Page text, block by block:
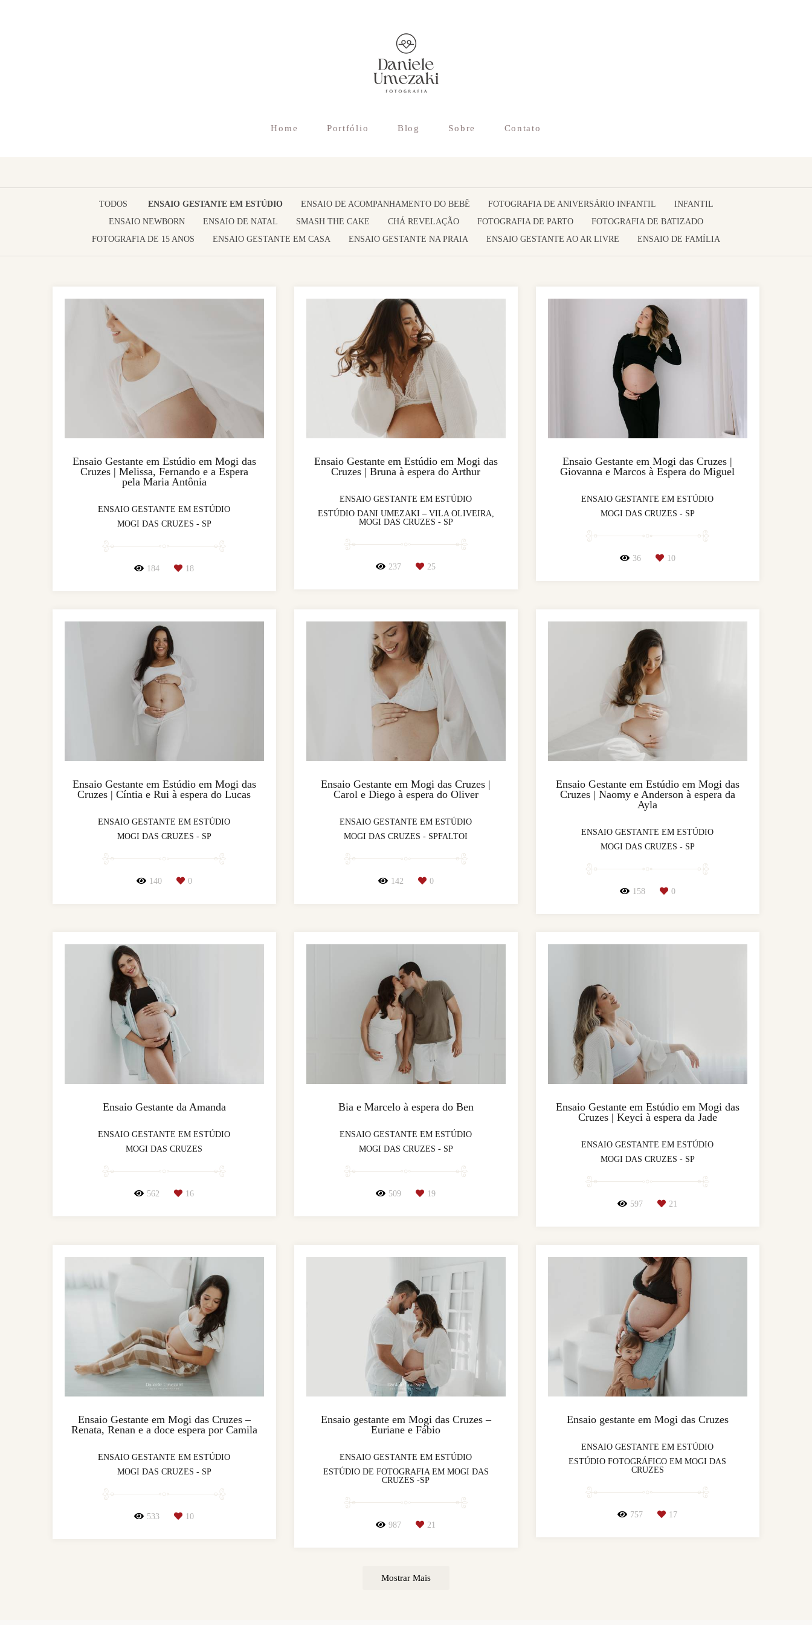
Home Portfólio Blog Sobre Contato
TODOS ENSAIO GESTANTE EM ESTÚDIO ENSAIO DE ACOMPANHAMENTO DO BEBÊ FOTOGRAFIA DE ANIVERSÁRIO INFANTIL
INFANTIL
ENSAIO NEWBORN
ENSAIO DE NATAL SMASH THE CAKE CHÁ REVELAÇÃO FOTOGRAFIA DE PARTO
FOTOGRAFIA DE BATIZADO
FOTOGRAFIA DE 15 ANOS
ENSAIO GESTANTE EM CASA ENSAIO GESTANTE NA PRAIA ENSAIO GESTANTE AO AR LIVRE ENSAIO DE FAMÍLIA
Ensaio Gestante em Estúdio em Mogi das
Cruzes | Melissa, Fernando e a Espera
pela Maria Antônia
ENSAIO GESTANTE EM ESTÚDIO
MOGI DAS CRUZES - SP
184 18
Ensaio Gestante em Estúdio em Mogi das
Cruzes | Bruna à espera do Arthur
ENSAIO GESTANTE EM ESTÚDIO
ESTÚDIO DANI UMEZAKI – VILA OLIVEIRA,
MOGI DAS CRUZES - SP
237 25
Ensaio Gestante em Mogi das Cruzes |
Giovanna e Marcos à Espera do Miguel
ENSAIO GESTANTE EM ESTÚDIO
MOGI DAS CRUZES - SP
36 10
Ensaio Gestante em Estúdio em Mogi das
Cruzes | Cíntia e Rui à espera do Lucas
ENSAIO GESTANTE EM ESTÚDIO
MOGI DAS CRUZES - SP
140 0
Ensaio Gestante em Mogi das Cruzes |
Carol e Diego à espera do Oliver
ENSAIO GESTANTE EM ESTÚDIO
MOGI DAS CRUZES - SPFALTOI
142 0
Ensaio Gestante em Estúdio em Mogi das
Cruzes | Naomy e Anderson à espera da
Ayla
ENSAIO GESTANTE EM ESTÚDIO
MOGI DAS CRUZES - SP
158 0
Ensaio Gestante da Amanda
ENSAIO GESTANTE EM ESTÚDIO
MOGI DAS CRUZES
562 16
Bia e Marcelo à espera do Ben
ENSAIO GESTANTE EM ESTÚDIO
MOGI DAS CRUZES - SP
509 19
Ensaio Gestante em Estúdio em Mogi das
Cruzes | Keyci à espera da Jade
ENSAIO GESTANTE EM ESTÚDIO
MOGI DAS CRUZES - SP
597 21
Ensaio Gestante em Mogi das Cruzes –
Renata, Renan e a doce espera por Camila
ENSAIO GESTANTE EM ESTÚDIO
MOGI DAS CRUZES - SP
533 10
Ensaio gestante em Mogi das Cruzes –
Euriane e Fábio
ENSAIO GESTANTE EM ESTÚDIO
ESTÚDIO DE FOTOGRAFIA EM MOGI DAS
CRUZES -SP
987 21
Ensaio gestante em Mogi das Cruzes
ENSAIO GESTANTE EM ESTÚDIO
ESTÚDIO FOTOGRÁFICO EM MOGI DAS
CRUZES
757 17
Mostrar Mais